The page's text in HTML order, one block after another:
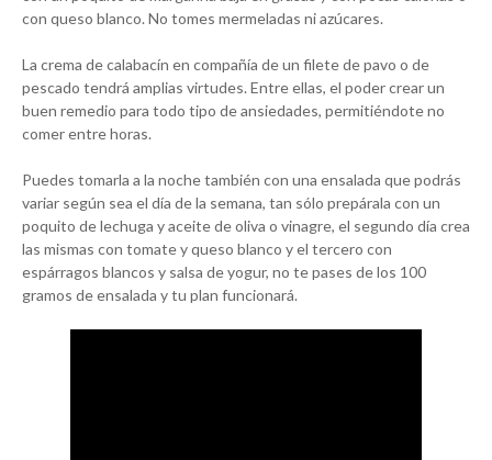
con queso blanco. No tomes mermeladas ni azúcares.
La crema de calabacín en compañía de un filete de pavo o de
pescado tendrá amplias virtudes. Entre ellas, el poder crear un
buen remedio para todo tipo de ansiedades, permitiéndote no
comer entre horas.
Puedes tomarla a la noche también con una ensalada que podrás
variar según sea el día de la semana, tan sólo prepárala con un
poquito de lechuga y aceite de oliva o vinagre, el segundo día crea
las mismas con tomate y queso blanco y el tercero con
espárragos blancos y salsa de yogur, no te pases de los 100
gramos de ensalada y tu plan funcionará.